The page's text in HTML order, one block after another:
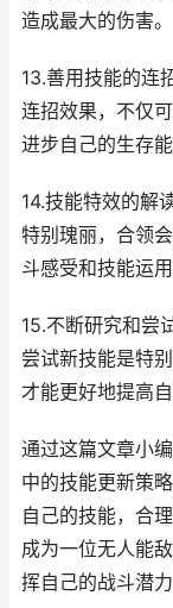
造成最大的伤害。
13.善用技能的连
连招效果，不仅
进步自己的生存能
14.技能特效的解
特别瑰丽，合领
斗感受和技能运用
15.不断研究和尝
尝试新技能是特
才能更好地提高
通过这篇文章小
中的技能更新策
自己的技能，合
成为一位无人能
挥自己的战斗潜